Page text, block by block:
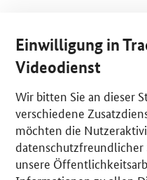
Einwilligung in
Videodienst
Wir bitten Sie an dieser
verschiedene
möchten die
unsere